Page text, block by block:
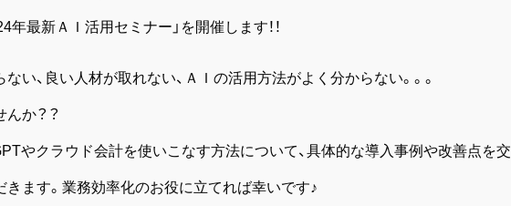
年最新ＡＩ活用セミナー」を開催します！！
い、良い人材が取れない、ＡＩの活用方法がよく分からない。。。
か？？
やクラウド会計を使いこなす方法について、具体的な導入事例や改善点を交
きます。業務効率化のお役に立てれば幸いです♪